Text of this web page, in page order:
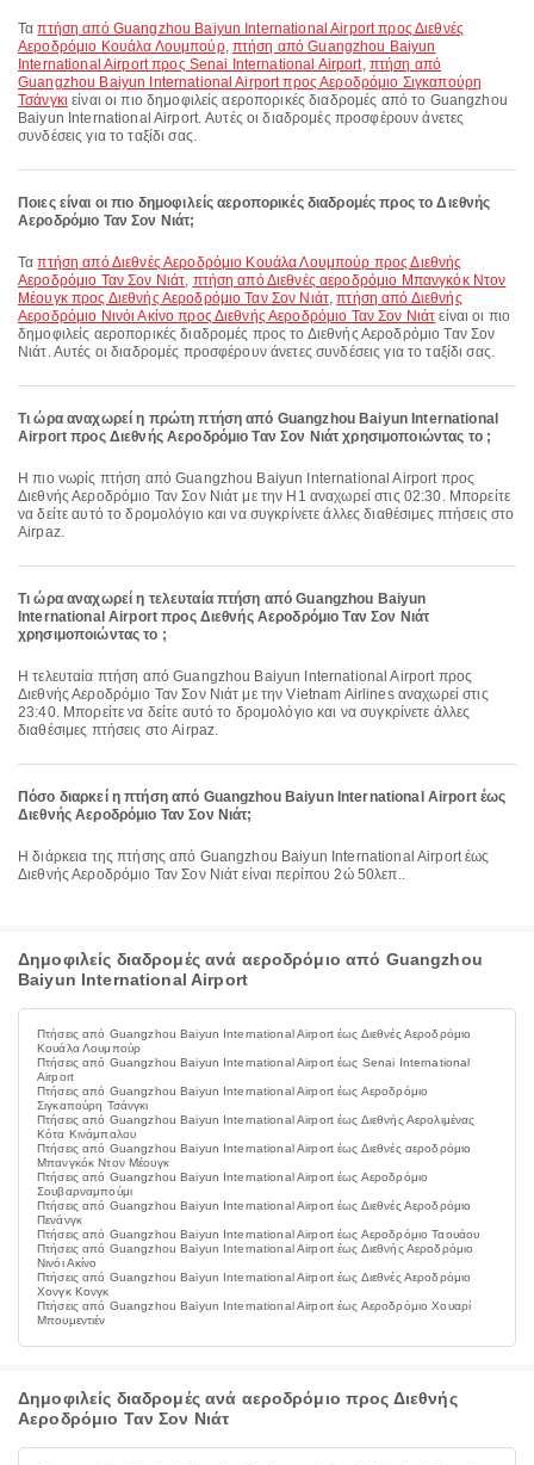
Ταπτήση από Guangzhou Baiyun International Airport προς Διεθνές
Αεροδρόμιο Κουάλα Λουμπούρ, πτήση από Guangzhou Baiyun
International Airport προς Senai International Airport, πτήση από
Guangzhou Baiyun International Airport προς Αεροδρόμιο Σιγκαπούρη
Τσάνγκι είναι οι πιο δημοφιλείς αεροπορικές διαδρομές από το Guangzhou
Baiyun International Airport. Αυτές οι διαδρομές προσφέρουν άνετες
συνδέσεις για το ταξίδι σας.
Ποιες είναι οι πιο δημοφιλείς αεροπορικές διαδρομές προς το Διεθνής
Αεροδρόμιο Ταν Σον Νιάτ;
Ταπτήση από Διεθνές Αεροδρόμιο Κουάλα Λουμπούρ προς Διεθνής
Αεροδρόμιο Ταν Σον Νιάτ, πτήση από Διεθνές αεροδρόμιο Μπανγκόκ Ντον
Μέουγκ προς Διεθνής Αεροδρόμιο Ταν Σον Νιάτ,πτήση από Διεθνής
Αεροδρόμιο Νινόι Ακίνο προς Διεθνής Αεροδρόμιο Ταν Σον Νιάτ είναι οι πιο
δημοφιλείς αεροπορικές διαδρομές προς το Διεθνής Αεροδρόμιο Ταν Σον
Νιάτ. Αυτές οι διαδρομές προσφέρουν άνετες συνδέσεις για το ταξίδι σας.
Τι ώρα αναχωρεί η πρώτη πτήση από Guangzhou Baiyun International
Airport προς Διεθνής Αεροδρόμιο Ταν Σον Νιάτ χρησιμοποιώντας το ;
Η πιο νωρίς πτήση από Guangzhou Baiyun International Airport προς
Διεθνής Αεροδρόμιο Ταν Σον Νιάτ με την H1 αναχωρεί στις 02:30. Μπορείτε
να δείτε αυτό το δρομολόγιο και να συγκρίνετε άλλες διαθέσιμες πτήσεις στο
Airpaz.
Τι ώρα αναχωρεί η τελευταία πτήση από Guangzhou Baiyun
International Airport προς Διεθνής Αεροδρόμιο Ταν Σον Νιάτ
χρησιμοποιώντας το ;
Η τελευταία πτήση από Guangzhou Baiyun International Airport προς
Διεθνής Αεροδρόμιο Ταν Σον Νιάτ με την Vietnam Airlines αναχωρεί στις
23:40. Μπορείτε να δείτε αυτό το δρομολόγιο και να συγκρίνετε άλλες
διαθέσιμες πτήσεις στο Airpaz.
Πόσο διαρκεί η πτήση από Guangzhou Baiyun International Airport έως
Διεθνής Αεροδρόμιο Ταν Σον Νιάτ;
Η διάρκεια της πτήσης από Guangzhou Baiyun International Airport έως
Διεθνής Αεροδρόμιο Ταν Σον Νιάτ είναι περίπου 2ώ 50λεπ..
Δημοφιλείς διαδρομές ανά αεροδρόμιο από Guangzhou
Baiyun International Airport
Πτήσεις από Guangzhou Baiyun International Airport έως Διεθνές Αεροδρόμιο
Κουάλα Λουμπούρ
Πτήσεις από Guangzhou Baiyun International Airport έως Senai International
Airport
Πτήσεις από Guangzhou Baiyun International Airport έως Αεροδρόμιο
Σιγκαπούρη Τσάνγκι
Πτήσεις από Guangzhou Baiyun International Airport έως Διεθνής Αερολιμένας
Κότα Κινάμπαλου
Πτήσεις από Guangzhou Baiyun International Airport έως Διεθνές αεροδρόμιο
Μπανγκόκ Ντον Μέουγκ
Πτήσεις από Guangzhou Baiyun International Airport έως Αεροδρόμιο
Σουβαρναμπούμι
Πτήσεις από Guangzhou Baiyun International Airport έως Διεθνές Αεροδρόμιο
Πενάνγκ
Πτήσεις από Guangzhou Baiyun International Airport έως Αεροδρόμιο Ταουάου
Πτήσεις από Guangzhou Baiyun International Airport έως Διεθνής Αεροδρόμιο
Νινόι Ακίνο
Πτήσεις από Guangzhou Baiyun International Airport έως Διεθνές Αεροδρόμιο
Χονγκ Κονγκ
Πτήσεις από Guangzhou Baiyun International Airport έως Αεροδρόμιο Χουαρί
Μπουμεντιέν
Δημοφιλείς διαδρομές ανά αεροδρόμιο προς Διεθνής
Αεροδρόμιο Ταν Σον Νιάτ